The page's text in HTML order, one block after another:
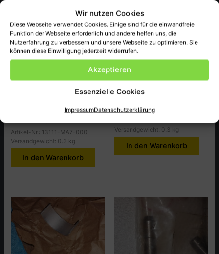
Wir nutzen Cookies
Diese Webseite verwendet Cookies. Einige sind für die einwandfreie
Funktion der Webseite erforderlich und andere helfen uns, die
Nutzerfahrung zu verbessern und unsere Webseite zu optimieren. Sie
können diese Einwilligung jederzeit widerrufen.
Akzeptieren
Essenzielle Cookies
ImpressumDatenschutzerklärung
Kolbenbolzen,PIN PISTON ,
Artikel-Nr.: 13111-MA7-000
Versandgewicht: 0.3 kg
In den Warenkorb
Pleullager D, CB250T,T2
9,50
inkl. MwSt., zzgl.
Versandgewicht: 0.3 kg
In den Warenkorb